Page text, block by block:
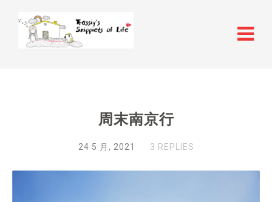
周末南京行
24 5 月, 2021 3 REPLIES